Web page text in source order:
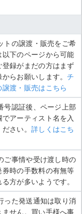
トの譲渡・販売をご希
以下のページから可能
登録がまだの方はまず
からお願いします。チ
譲渡・販売はこちら
号認証後、ページ上部
でアーティスト名を入
さい。 詳しくはこち
ご事情や受け渡し時の
券時の手数料の有無等
方が多いようです。
った発送通知は取り消
ません。買い手様へ事